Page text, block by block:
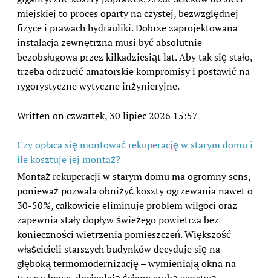
miejskiej to proces oparty na czystej, bezwzględnej
fizyce i prawach hydrauliki. Dobrze zaprojektowana
instalacja zewnętrzna musi być absolutnie
bezobsługowa przez kilkadziesiąt lat. Aby tak się stało,
trzeba odrzucić amatorskie kompromisy i postawić na
rygorystyczne wytyczne inżynieryjne.
Written on czwartek, 30 lipiec 2026 15:57
Czy opłaca się montować rekuperację w starym domu i
ile kosztuje jej montaż?
Montaż rekuperacji w starym domu ma ogromny sens,
ponieważ pozwala obniżyć koszty ogrzewania nawet o
30-50%, całkowicie eliminuje problem wilgoci oraz
zapewnia stały dopływ świeżego powietrza bez
konieczności wietrzenia pomieszczeń. Większość
właścicieli starszych budynków decyduje się na
głęboką termomodernizację – wymieniają okna na